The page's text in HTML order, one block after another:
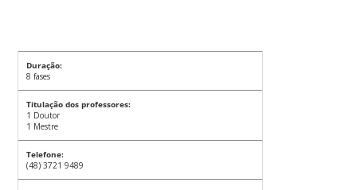
Duração:
8 fases
Titulação dos professores:
1 Doutor
1 Mestre
Telefone:
(48) 3721 9489